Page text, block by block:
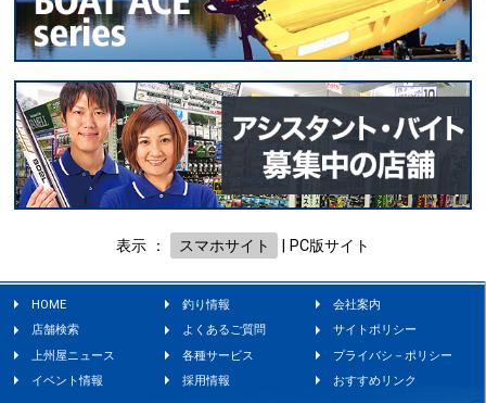
表示 ： スマホサイト PC版サイト
HOME 釣り情報
会社案内
店舗検索
よくあるご質問
サイトポリシー
上州屋ニュース
各種サービス
プライバシ－ポリシー
イベント情報
採用情報 おすすめリンク